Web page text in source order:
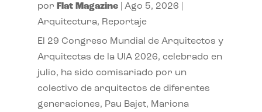
por Flat Magazine| Ago 5, 2026
Arquitectura, Reportaje
El 29 Congreso Mundial de Arquitectos y
Arquitectas de la UIA 2026, celebrado en
julio, ha sido comisariado por un
colectivo de arquitectos de diferentes
generaciones, Pau Bajet, Mariona